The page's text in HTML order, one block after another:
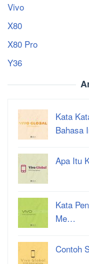
Vivo
X80
X80 Pro
Y36
Kata
Bahasa
Apa Itu
Kata
Me…
Contoh